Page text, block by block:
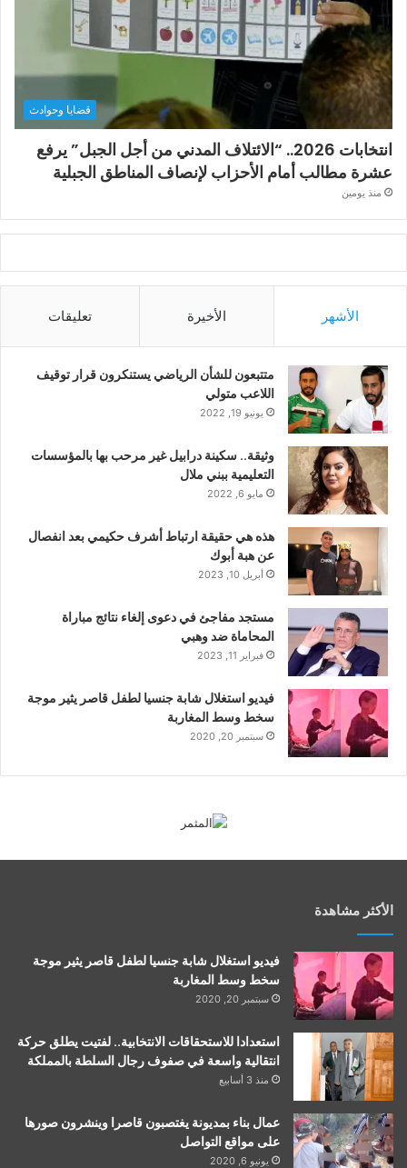
قضايا وحوادث
انتخابات 2026.. “الائتلاف المدني من أجل الجبل” يرفع
عشرة مطالب أمام الأحزاب لإنصاف المناطق الجبلية
منذ يومين
الأشهر الأخيرة تعليقات
متتبعون للشأن الرياضي يستنكرون قرار توقيف
اللاعب متولي
يونيو 19, 2022
وثيقة.. سكينة درابيل غير مرحب بها بالمؤسسات
التعليمية ببني ملال
مايو 6, 2022
هذه هي حقيقة ارتباط أشرف حكيمي بعد انفصال
عن هبة أبوك
أبريل 10, 2023
مستجد مفاجئ في دعوى إلغاء نتائج مباراة
المحاماة ضد وهبي
فبراير 11, 2023
فيديو استغلال شابة جنسيا لطفل قاصر يثير موجة
سخط وسط المغاربة
سبتمبر 20, 2020
الأكثر مشاهدة
فيديو استغلال شابة جنسيا لطفل قاصر يثير موجة
سخط وسط المغاربة
سبتمبر 20, 2020
استعدادا للاستحقاقات الانتخابية.. لفتيت يطلق حركة
انتقالية واسعة في صفوف رجال السلطة بالمملكة
منذ 3 أسابيع
عمال بناء بمديونة يغتصبون قاصرا وينشرون صورها
على مواقع التواصل
يونيو 6, 2020